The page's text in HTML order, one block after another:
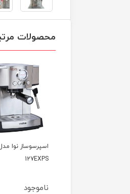
محصولات
160EXPS
ناموجود